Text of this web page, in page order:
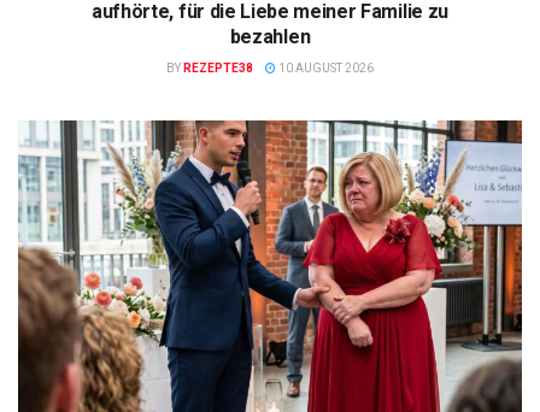
aufhörte, für die Liebe meiner Familie zu
bezahlen
BY REZEPTE38 10 AUGUST 2026